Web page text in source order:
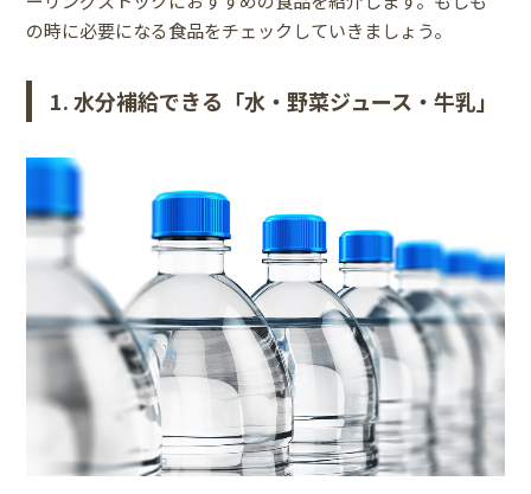
の時に必要になる食品をチェックしていきましょう。
1. 水分補給できる「水・野菜ジュース・牛乳」